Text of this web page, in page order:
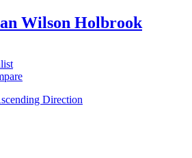
Wilson Holbrook
Direction